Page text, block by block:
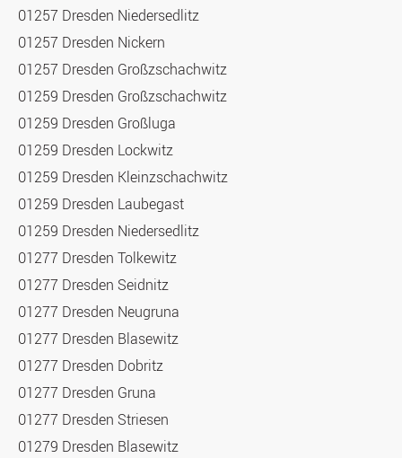
01257 Dresden Niedersedlitz
01257 Dresden Nickern
01257 Dresden Großzschachwitz
01259 Dresden Großzschachwitz
01259 Dresden Großluga
01259 Dresden Lockwitz
01259 Dresden Kleinzschachwitz
01259 Dresden Laubegast
01259 Dresden Niedersedlitz
01277 Dresden Tolkewitz
01277 Dresden Seidnitz
01277 Dresden Neugruna
01277 Dresden Blasewitz
01277 Dresden Dobritz
01277 Dresden Gruna
01277 Dresden Striesen
01279 Dresden Blasewitz